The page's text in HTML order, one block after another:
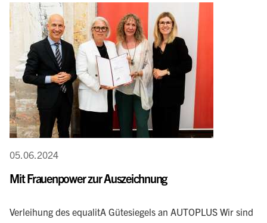
05.06.2024
Mit Frauenpower zur Auszeichnung
Verleihung des equalitA Gütesiegels an AUTOPLUS Wir sind